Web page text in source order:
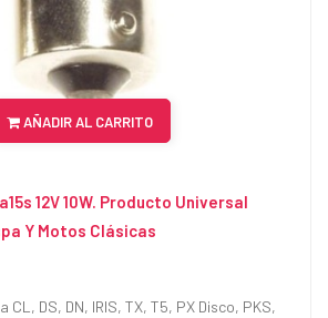
AÑADIR AL CARRITO
12V 10W. Producto Universal
Y Motos Clásicas
CL, DS, DN, IRIS, TX, T5, PX Disco, PKS,